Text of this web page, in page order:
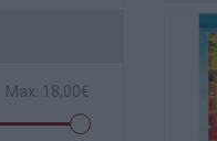
Max: 18,00€